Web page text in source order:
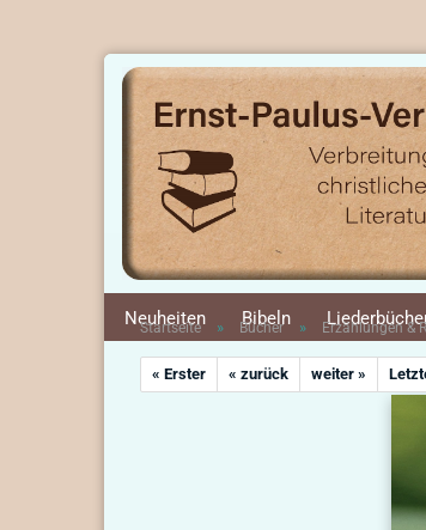
Neuheiten Bibeln
Startseite » Bücher » Erzählungen &
« Erster « zurück weiter »